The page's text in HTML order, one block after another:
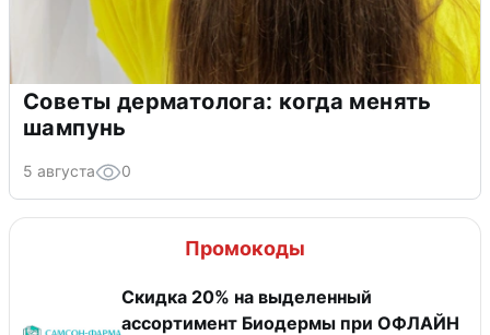
Советы дерматолога: когда менять
шампунь
5 августа 0
Промокоды
Скидка 20% на выделенный
ассортимент Биодермы при ОФЛАЙН